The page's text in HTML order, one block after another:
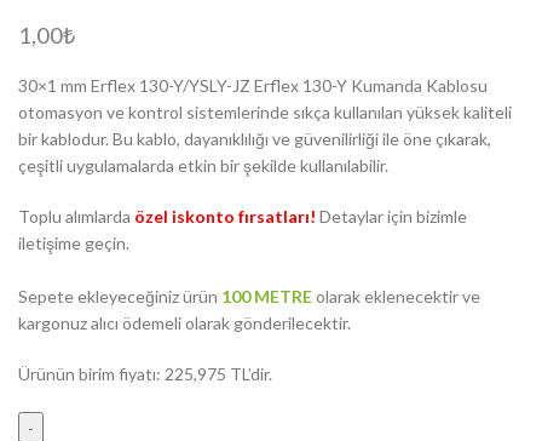
1,00₺
30×1 mm Erflex 130-Y/YSLY-JZ Erflex 130-Y Kumanda Kablosu
otomasyon ve kontrol sistemlerinde sıkça kullanılan yüksek kaliteli
bir kablodur. Bu kablo, dayanıklılığı ve güvenilirliği ile öne çıkarak,
çeşitli uygulamalarda etkin bir şekilde kullanılabilir.
Toplu alımlarda özel iskonto fırsatları! Detaylar için bizimle
iletişime geçin.
Sepete ekleyeceğiniz ürün 100 METREolarak eklenecektir ve
kargonuz alıcı ödemeli olarak gönderilecektir.
Ürünün birim fiyatı: 225,975 TL’dir.